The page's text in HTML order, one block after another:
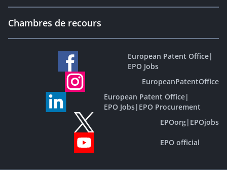
Chambres de recours
European Patent Office|
EPO Jobs
EuropeanPatentOffice
European Patent Office|
EPO Jobs| EPO Procurement
EPOorg| EPOjobs
EPO official